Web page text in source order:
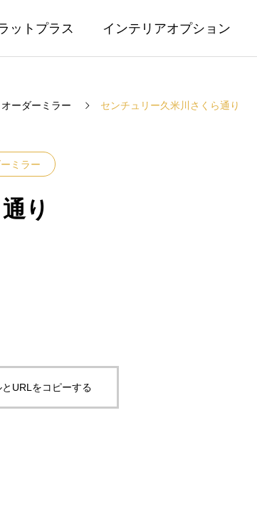
ットプラス インテリアオプション
オーダーミラー センチュリー久米川さくら通り
ミラー
り
URLをコピーする